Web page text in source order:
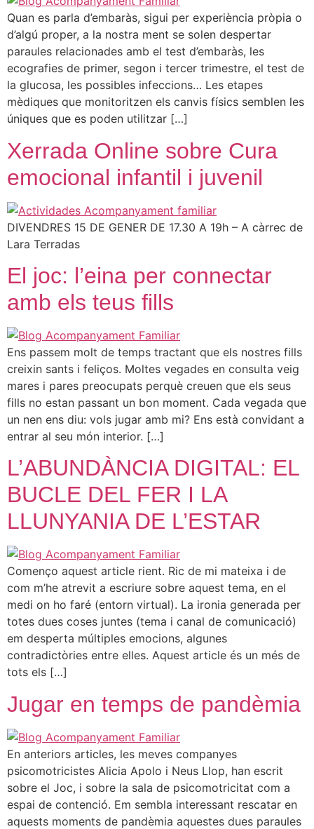
Quan es parla d’embaràs, sigui per experiència pròpia o
d’algú proper, a la nostra ment se solen despertar
paraules relacionades amb el test d’embaràs, les
ecografies de primer, segon i tercer trimestre, el test de
la glucosa, les possibles infeccions… Les etapes
mèdiques que monitoritzen els canvis físics semblen les
úniques que es poden utilitzar […]
Xerrada Online sobre Cura
emocional infantil i juvenil
DIVENDRES 15 DE GENER DE 17.30 A 19h – A càrrec de
Lara Terradas
El joc: l’eina per connectar
amb els teus fills
Ens passem molt de temps tractant que els nostres fills
creixin sants i feliços. Moltes vegades en consulta veig
mares i pares preocupats perquè creuen que els seus
fills no estan passant un bon moment. Cada vegada que
un nen ens diu: vols jugar amb mi? Ens està convidant a
entrar al seu món interior. […]
L’ABUNDÀNCIA DIGITAL: EL
BUCLE DEL FER I LA
LLUNYANIA DE L’ESTAR
Començo aquest article rient. Ric de mi mateixa i de
com m’he atrevit a escriure sobre aquest tema, en el
medi on ho faré (entorn virtual). La ironia generada per
totes dues coses juntes (tema i canal de comunicació)
em desperta múltiples emocions, algunes
contradictòries entre elles. Aquest article és un més de
tots els […]
Jugar en temps de pandèmia
En anteriors articles, les meves companyes
psicomotricistes Alicia Apolo i Neus Llop, han escrit
sobre el Joc, i sobre la sala de psicomotricitat com a
espai de contenció. Em sembla interessant rescatar en
aquests moments de pandèmia aquestes dues paraules